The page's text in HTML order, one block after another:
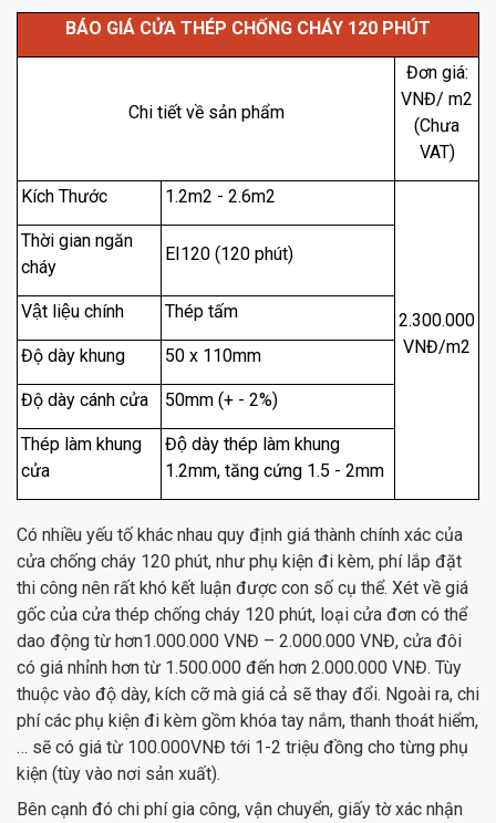
BÁO GIÁ CỬA THÉP CHỐNG CHÁY 120 PHÚT
Chi tiết về sản phẩm
Đơn giá:
VNĐ/ m2
(Chưa
VAT)
Kích Thước 1.2m2 - 2.6m2
2.300.000
VNĐ/m2
Thời gian ngăn
cháy
EI120 (120 phút)
Vật liệu chính Thép tấm
Độ dày khung 50 x 110mm
Độ dày cánh cửa 50mm (+ - 2%)
Thép làm khung
cửa
Độ dày thép làm khung
1.2mm, tăng cứng 1.5 - 2mm
Có nhiều yếu tố khác nhau quy định giá thành chính xác của
cửa chống cháy 120 phút, như phụ kiện đi kèm, phí lắp đặt
thi công nên rất khó kết luận được con số cụ thể. Xét về giá
gốc của cửa thép chống cháy 120 phút, loại cửa đơn có thể
dao động từ hơn1.000.000 VNĐ – 2.000.000 VNĐ, cửa đôi
có giá nhỉnh hơn từ 1.500.000 đến hơn 2.000.000 VNĐ. Tùy
thuộc vào độ dày, kích cỡ mà giá cả sẽ thay đổi. Ngoài ra, chi
phí các phụ kiện đi kèm gồm khóa tay nắm, thanh thoát hiểm,
… sẽ có giá từ 100.000VNĐ tới 1-2 triệu đồng cho từng phụ
kiện (tùy vào nơi sản xuất).
Bên cạnh đó chi phí gia công, vận chuyển, giấy tờ xác nhận